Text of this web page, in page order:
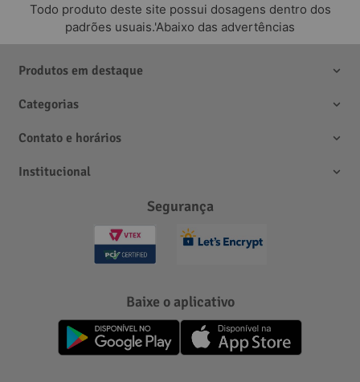
Todo produto deste site possui dosagens dentro dos
padrões usuais.'Abaixo das advertências
Produtos em destaque
Categorias
Contato e horários
Institucional
Segurança
Baixe o aplicativo